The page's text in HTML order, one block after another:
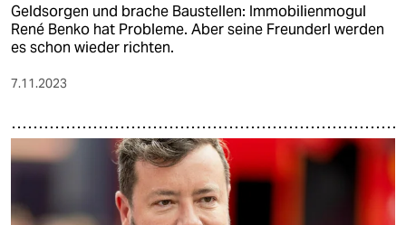
Geldsorgen und brache Baustellen: Immobilienmogul
René Benko hat Probleme. Aber seine Freunderl werden
es schon wieder richten.
7.11.2023